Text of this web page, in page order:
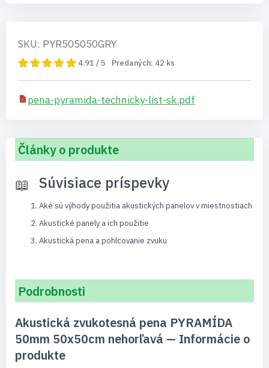
SKU: PYR505050GRY
4.91 / 5 Predaných: 42 ks
pena-pyramida-technicky-list-sk.pdf
Články o produkte
Súvisiace príspevky
Aké sú výhody použitia akustických panelov v miestnostiach
Akustické panely a ich použitie
Akustická pena a pohlcovanie zvuku
Podrobnosti
Akustická zvukotesná pena PYRAMÍDA
50mm 50x50cm nehorľavá — Informácie o
produkte